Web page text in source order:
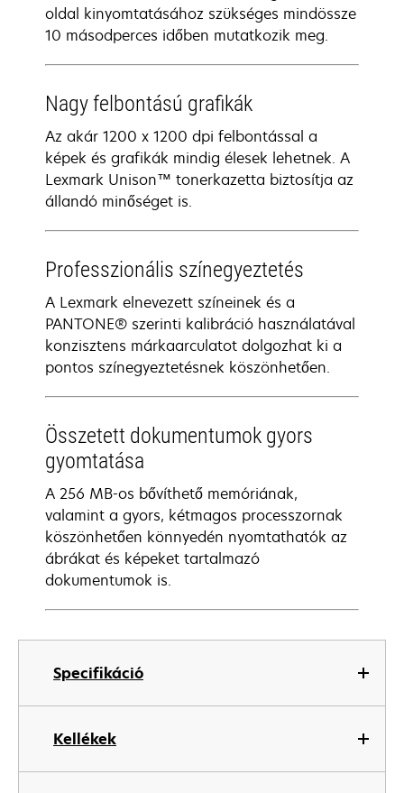
Specifikáció
Kellékek
oldal kinyomtatásához szükséges mindössze
10 másodperces időben mutatkozik meg.
Nagy felbontású grafikák
Az akár 1200 x 1200 dpi felbontással a
képek és grafikák mindig élesek lehetnek. A
Lexmark Unison™ tonerkazetta biztosítja az
állandó minőséget is.
Professzionális színegyeztetés
A Lexmark elnevezett színeinek és a
PANTONE® szerinti kalibráció használatával
konzisztens márkaarculatot dolgozhat ki a
pontos színegyeztetésnek köszönhetően.
Összetett dokumentumok gyors
gyomtatása
A 256 MB-os bővíthető memóriának,
valamint a gyors, kétmagos processzornak
köszönhetően könnyedén nyomtathatók az
ábrákat és képeket tartalmazó
dokumentumok is.